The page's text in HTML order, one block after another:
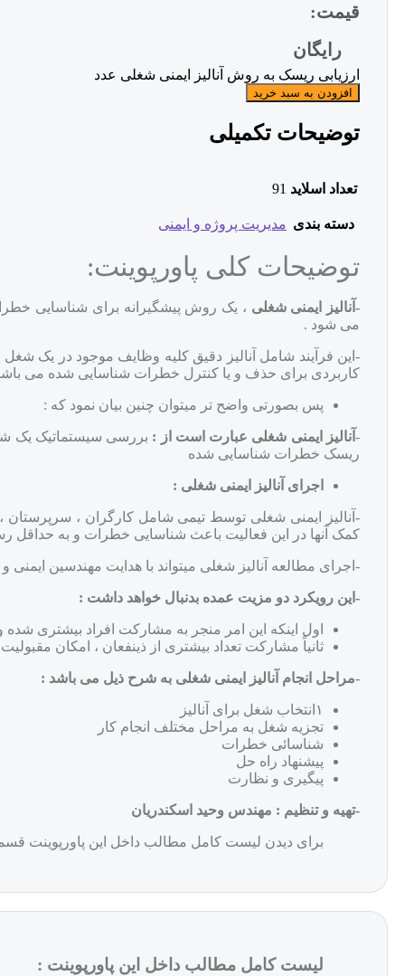
قیمت:
رایگان
ارزیابی ریسک به روش آنالیز ایمنی شغلی عدد
افزودن به سبد خرید
توضیحات تکمیلی
تعداد اسلاید 91
دسته بندی مدیریت پروژه و ایمنی
توضیحات کلی پاورپوینت:
-آنالیز ایمنی شغلی ، یک روش پیشگیرانه برای شناسایی
می شود .
-این فرآیند شامل آنالیز دقیق کلیه وظایف موجود در یک
کاربردی برای حذف و یا کنترل خطرات شناسایی شده می
پس بصورتی واضح تر میتوان چنین بیان نمود که :
-آنالیز ایمنی شغلی عبارت است از : بررسی سیستماتیک یک
ریسک خطرات شناسایی شده
اجرای آنالیز ایمنی شغلی :
-آنالیز ایمنی شغلی توسط تیمی شامل کارگران ، سرپرستان
کمک آنها در این فعالیت باعث شناسایی خطرات و به حداقل
-اجرای مطالعه آنالیز شغلی میتواند با هدایت مهندسین
-این رویکرد دو مزیت عمده بدنبال خواهد داشت :
اول اینکه این امر منجر به مشارکت افراد بیشتری شده
ثانیاً مشارکت تعداد بیشتری از ذینفعان ، امکان
-مراحل انجام آنالیز ایمنی شغلی به شرح ذیل می باشد :
۱انتخاب شغل برای آنالیز
تجزیه شغل به مراحل مختلف انجام کار
شناسائی خطرات
پیشنهاد راه حل
پیگیری و نظارت
-تهیه و تنظیم : مهندس وحید اسکندریان
برای دیدن لیست کامل مطالب داخل این پاورپوینت
لیست کامل مطالب داخل این پاورپوینت :